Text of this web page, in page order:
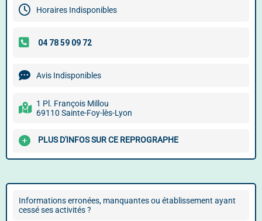
Horaires Indisponibles
Avis Indisponibles
1 Pl. François Millou
69110 Sainte-Foy-lès-Lyon
PLUS D'INFOS SUR CE REPROGRAPHE
Informations erronées, manquantes ou établissement ayant
cessé ses activités ?